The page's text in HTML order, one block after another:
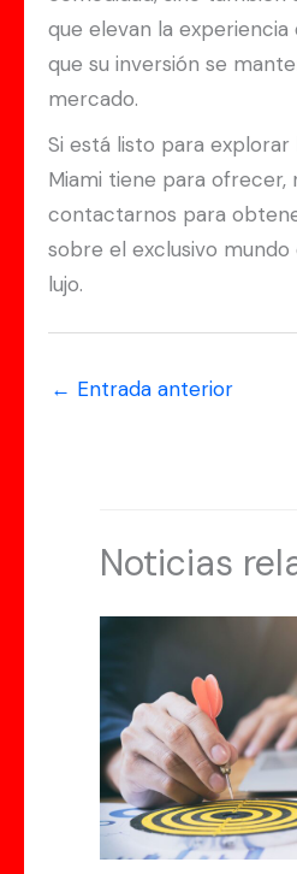
que elevan la experiencia
que su inversión se
mercado.
Si está listo para
Miami tiene para ofrecer,
contactarnos para
sobre el exclusivo
lujo.
← Entrada anterior
Noticias